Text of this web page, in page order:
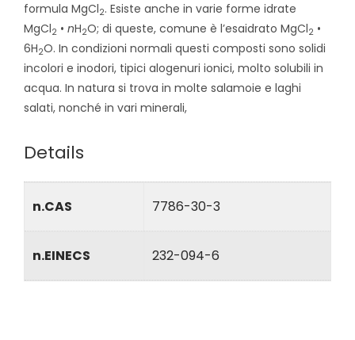
formula MgCl2. Esiste anche in varie forme idrate
MgCl2 • nH2O; di queste, comune è l’esaidrato MgCl2 •
6H2O. In condizioni normali questi composti sono solidi
incolori e inodori, tipici alogenuri ionici, molto solubili in
acqua. In natura si trova in molte salamoie e laghi
salati, nonché in vari minerali,
Details
n.CAS 7786-30-3
n.EINECS 232-094-6